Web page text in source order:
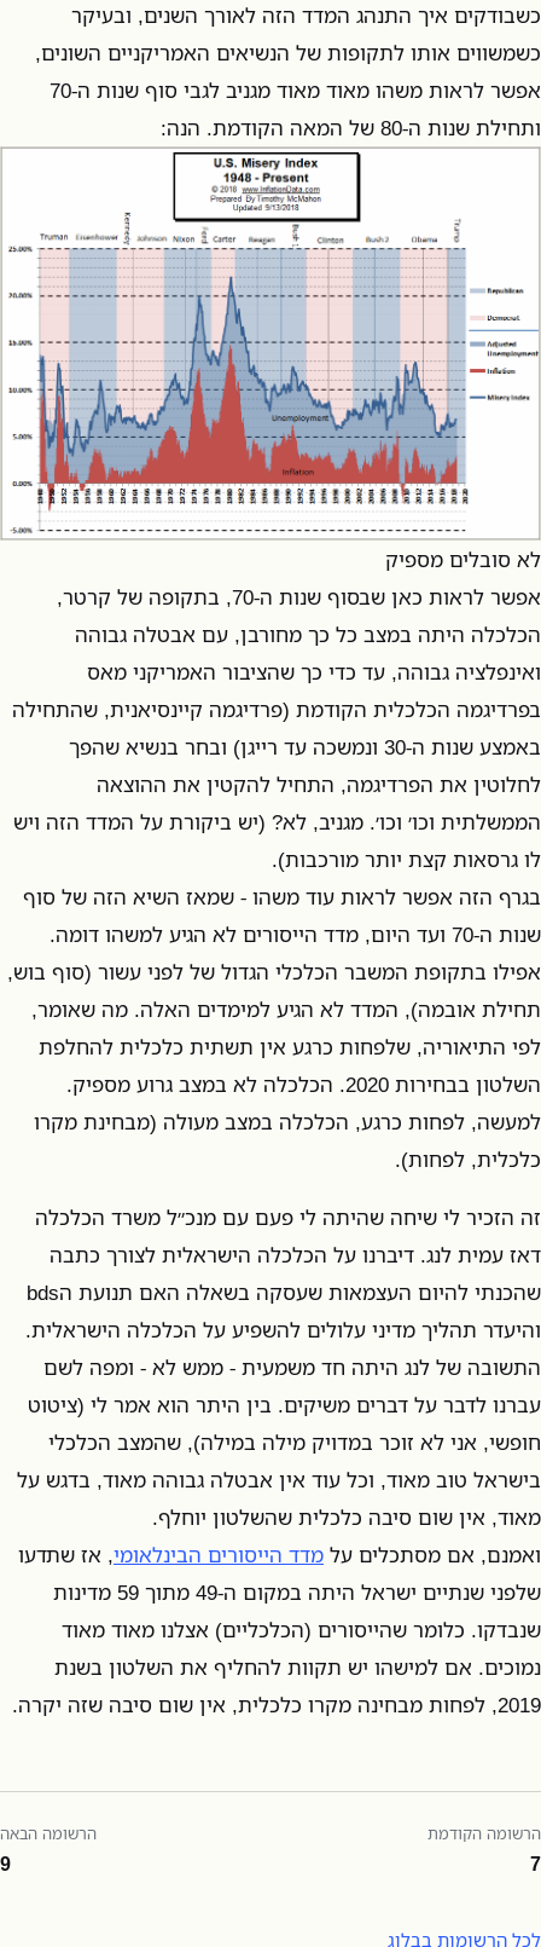
כשבודקים איך התנהג המדד הזה לאורך השנים, ובעיקר
כשמשווים אותו לתקופות של הנשיאים האמריקניים השונים,
אפשר לראות משהו מאוד מאוד מגניב לגבי סוף שנות ה-70
ותחילת שנות ה-80 של המאה הקודמת. הנה:
לא סובלים מספיק
אפשר לראות כאן שבסוף שנות ה-70, בתקופה של קרטר,
הכלכלה היתה במצב כל כך מחורבן, עם אבטלה גבוהה
ואינפלציה גבוהה, עד כדי כך שהציבור האמריקני מאס
בפרדיגמה הכלכלית הקודמת (פרדיגמה קיינסיאנית, שהתחילה
באמצע שנות ה-30 ונמשכה עד רייגן) ובחר בנשיא שהפך
לחלוטין את הפרדיגמה, התחיל להקטין את ההוצאה
הממשלתית וכו׳ וכו׳. מגניב, לא? (יש ביקורת על המדד הזה ויש
לו גרסאות קצת יותר מורכבות).
בגרף הזה אפשר לראות עוד משהו - שמאז השיא הזה של סוף
שנות ה-70 ועד היום, מדד הייסורים לא הגיע למשהו דומה.
אפילו בתקופת המשבר הכלכלי הגדול של לפני עשור (סוף בוש,
תחילת אובמה), המדד לא הגיע למימדים האלה. מה שאומר,
לפי התיאוריה, שלפחות כרגע אין תשתית כלכלית להחלפת
השלטון בבחירות 2020. הכלכלה לא במצב גרוע מספיק.
למעשה, לפחות כרגע, הכלכלה במצב מעולה (מבחינת מקרו
כלכלית, לפחות).
זה הזכיר לי שיחה שהיתה לי פעם עם מנכ״ל משרד הכלכלה
דאז עמית לנג. דיברנו על הכלכלה הישראלית לצורך כתבה
שהכנתי להיום העצמאות שעסקה בשאלה האם תנועת הbds
והיעדר תהליך מדיני עלולים להשפיע על הכלכלה הישראלית.
התשובה של לנג היתה חד משמעית - ממש לא - ומפה לשם
עברנו לדבר על דברים משיקים. בין היתר הוא אמר לי (ציטוט
חופשי, אני לא זוכר במדויק מילה במילה), שהמצב הכלכלי
בישראל טוב מאוד, וכל עוד אין אבטלה גבוהה מאוד, בדגש על
מאוד, אין שום סיבה כלכלית שהשלטון יוחלף.
ואמנם, אם מסתכלים על מדד הייסורים הבינלאומי, אז שתדעו
שלפני שנתיים ישראל היתה במקום ה-49 מתוך 59 מדינות
שנבדקו. כלומר שהייסורים (הכלכליים) אצלנו מאוד מאוד
נמוכים. אם למישהו יש תקוות להחליף את השלטון בשנת
2019, לפחות מבחינה מקרו כלכלית, אין שום סיבה שזה יקרה.
הרשומה הקודמת
7
הרשומה הבאה
9
לכל הרשומות בבלוג